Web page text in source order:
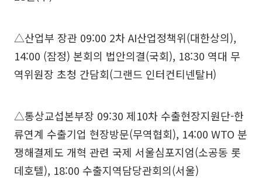
△산업부 장관 09:00 2차 AI산업정책위(대한상의),
14:00 (잠정) 본회의 법안의결(국회), 18:30 역대 무
역위원장 초청 간담회(그랜드 인터컨티넨탈H)
△통상교섭본부장 09:30 제10차 수출현장지원단-한
류연계 수출기업 현장방문(무역협회), 14:00 WTO 분
쟁해결제도 개혁 관련 국제 서울심포지엄(소공동 롯
데호텔), 18:00 수출지역담당관회의(서울)